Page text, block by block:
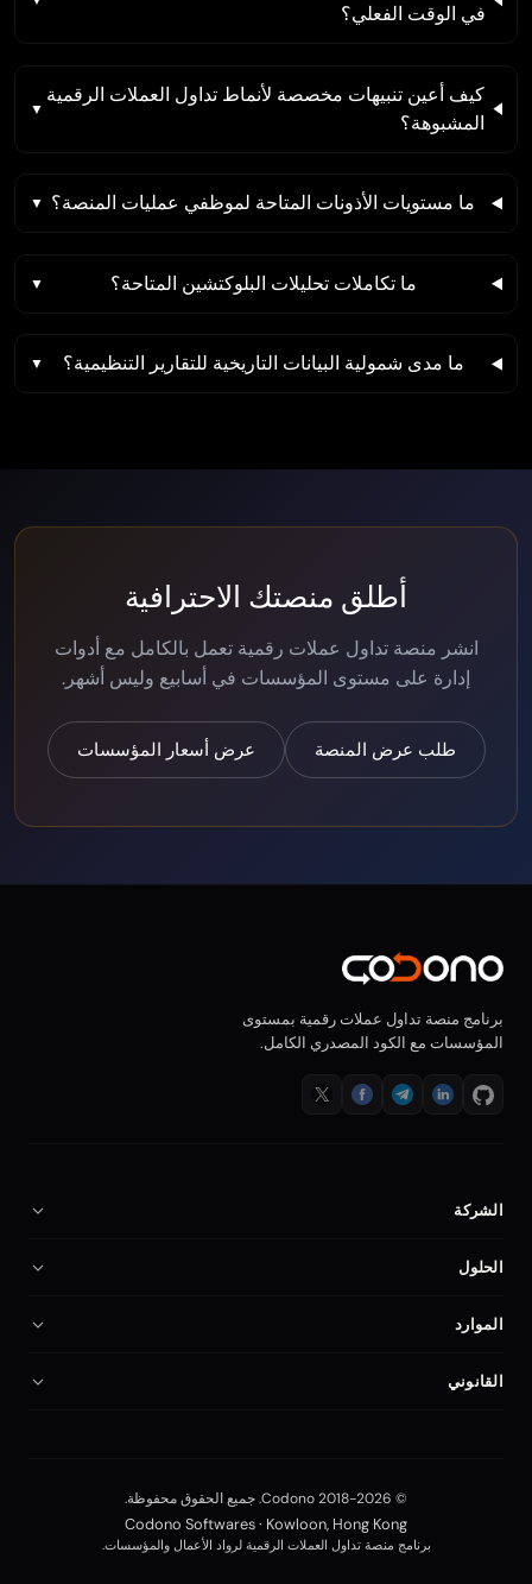
في الوقت الفعلي؟
كيف أعين تنبيهات مخصصة لأنماط تداول العملات الرقمية
المشبوهة؟
ما مستويات الأذونات المتاحة لموظفي عمليات المنصة؟
ما تكاملات تحليلات البلوكتشين المتاحة؟
ما مدى شمولية البيانات التاريخية للتقارير التنظيمية؟
أطلق منصتك الاحترافية
انشر منصة تداول عملات رقمية تعمل بالكامل مع أدوات
إدارة على مستوى المؤسسات في أسابيع وليس أشهر.
طلب عرض المنصة عرض أسعار المؤسسات
برنامج منصة تداول عملات رقمية بمستوى
المؤسسات مع الكود المصدري الكامل.
الشركة
من نحن
الشركاء
المقارنة
الحلول
برنامج منصة تداول العملات الرقمية
سكريبت منصة تداول
برمجيات تداول الفوركس
تطوير المنصات
الموارد
التوثيق
القانوني
Editorial Policy© 2018-2026 Codono. جميع الحقوق محفوظة.
Codono Softwares · Kowloon, Hong Kong
برنامج منصة تداول العملات الرقمية لرواد الأعمال والمؤسسات.